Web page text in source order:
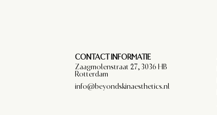
CONTACT INFORMATIE
Zaagmolenstraat 27, 3036 HB
Rotterdam
info@beyondskinaesthetics.nl